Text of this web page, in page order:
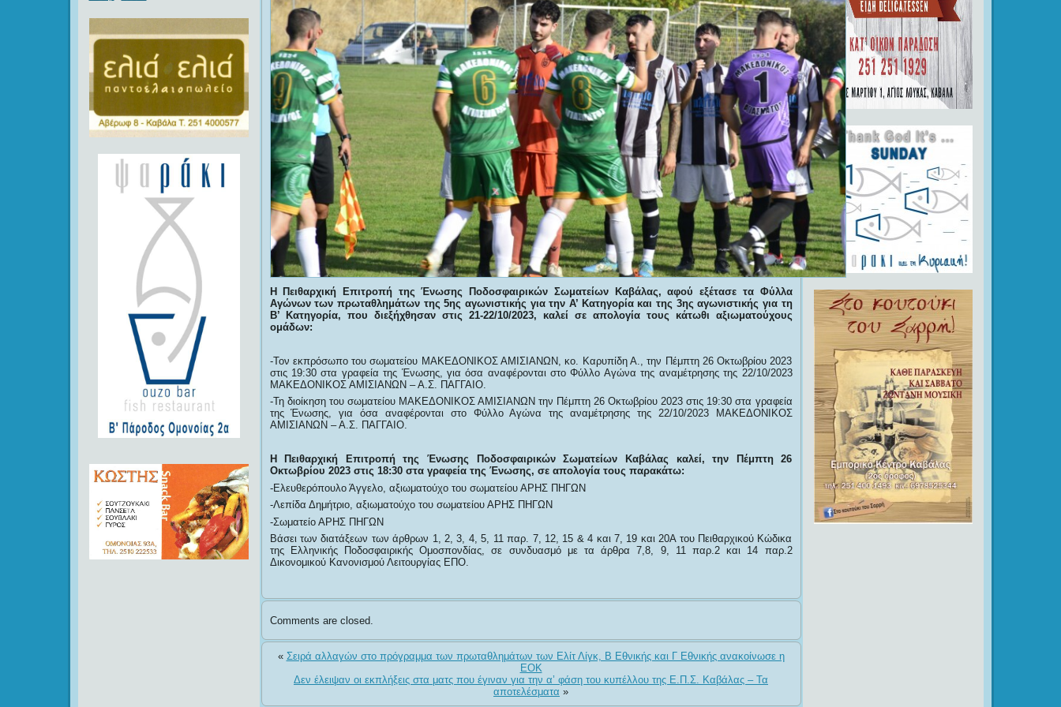
Η Πειθαρχική Επιτροπή της Ένωσης Ποδοσφαιρικών Σωματείων Καβάλας, αφού εξέτασε τα Φύλλα
Αγώνων των πρωταθλημάτων της 5ης αγωνιστικής για την Α’ Κατηγορία και της 3ης αγωνιστικής για τη
Β’ Κατηγορία, που διεξήχθησαν στις 21-22/10/2023, καλεί σε απολογία τους κάτωθι αξιωματούχους
ομάδων:
-Τον εκπρόσωπο του σωματείου ΜΑΚΕΔΟΝΙΚΟΣ ΑΜΙΣΙΑΝΩΝ, κο. Καρυπίδη Α., την Πέμπτη 26 Οκτωβρίου 2023
στις 19:30 στα γραφεία της Ένωσης, για όσα αναφέρονται στο Φύλλο Αγώνα της αναμέτρησης της 22/10/2023
ΜΑΚΕΔΟΝΙΚΟΣ ΑΜΙΣΙΑΝΩΝ – Α.Σ. ΠΑΓΓΑΙΟ.
-Τη διοίκηση του σωματείου ΜΑΚΕΔΟΝΙΚΟΣ ΑΜΙΣΙΑΝΩΝ την Πέμπτη 26 Οκτωβρίου 2023 στις 19:30 στα γραφεία
της Ένωσης, για όσα αναφέρονται στο Φύλλο Αγώνα της αναμέτρησης της 22/10/2023 ΜΑΚΕΔΟΝΙΚΟΣ
ΑΜΙΣΙΑΝΩΝ – Α.Σ. ΠΑΓΓΑΙΟ.
Η Πειθαρχική Επιτροπή της Ένωσης Ποδοσφαιρικών Σωματείων Καβάλας καλεί, την Πέμπτη 26
Οκτωβρίου 2023 στις 18:30 στα γραφεία της Ένωσης, σε απολογία τους παρακάτω:
-Ελευθερόπουλο Άγγελο, αξιωματούχο του σωματείου ΑΡΗΣ ΠΗΓΩΝ
-Λεπίδα Δημήτριο, αξιωματούχο του σωματείου ΑΡΗΣ ΠΗΓΩΝ
-Σωματείο ΑΡΗΣ ΠΗΓΩΝ
Βάσει των διατάξεων των άρθρων 1, 2, 3, 4, 5, 11 παρ. 7, 12, 15 & 4 και 7, 19 και 20Α του Πειθαρχικού Κώδικα
της Ελληνικής Ποδοσφαιρικής Ομοσπονδίας, σε συνδυασμό με τα άρθρα 7,8, 9, 11 παρ.2 και 14 παρ.2
Δικονομικού Κανονισμού Λειτουργίας ΕΠΟ.
Comments are closed.
« Σειρά αλλαγών στο πρόγραμμα των πρωταθλημάτων των Ελίτ Λίγκ, Β Εθνικής και Γ Εθνικής ανακοίνωσε η
ΕΟΚ
Δεν έλειψαν οι εκπλήξεις στα ματς που έγιναν για την α’ φάση του κυπέλλου της Ε.Π.Σ. Καβάλας – Τα
αποτελέσματα »